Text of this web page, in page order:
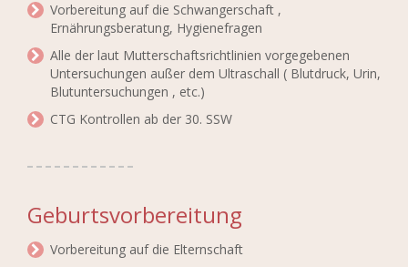
Vorbereitung auf die Schwangerschaft ,
Ernährungsberatung, Hygienefragen
Alle der laut Mutterschaftsrichtlinien vorgegebenen
Untersuchungen außer dem Ultraschall ( Blutdruck, Urin,
Blutuntersuchungen , etc.)
CTG Kontrollen ab der 30. SSW
Geburtsvorbereitung
Vorbereitung auf die Elternschaft